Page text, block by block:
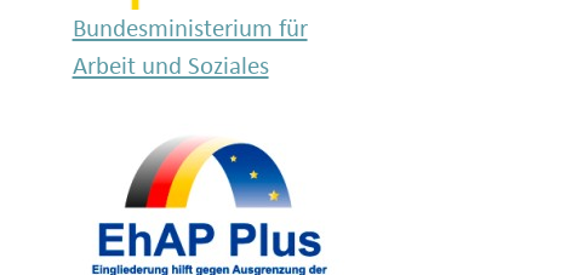
Bundesministerium für
Arbeit und Soziales